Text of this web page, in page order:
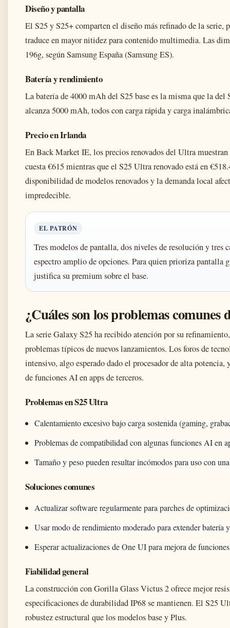
Diseño y pantalla
El S25 y S25+ comparten el diseño más refinado de la serie,
traduce en mayor nitidez para contenido multimedia. Las
196g, según Samsung España (Samsung ES).
Batería y rendimiento
La batería de 4000 mAh del S25 base es la misma que la
alcanza 5000 mAh, todos con carga rápida y carga
Precio en Irlanda
En Back Market IE, los precios renovados del Ultra
cuesta €615 mientras que el S25 Ultra renovado está en
disponibilidad de modelos renovados y la demanda local
impredecible.
EL PATRÓN
Tres modelos de pantalla, dos niveles de resolución y tres
espectro amplio de opciones. Para quien prioriza pantalla
justifica su premium sobre el base.
¿Cuáles son los problemas comunes
La serie Galaxy S25 ha recibido atención por su
problemas típicos de nuevos lanzamientos. Los foros de
intensivo, algo esperado dado el procesador de alta
de funciones AI en apps de terceros.
Problemas en S25 Ultra
Calentamiento excesivo bajo carga sostenida (gaming,
Problemas de compatibilidad con algunas funciones AI en
Tamaño y peso pueden resultar incómodos para uso con
Soluciones comunes
Actualizar software regularmente para parches de
Usar modo de rendimiento moderado para extender batería
Esperar actualizaciones de One UI para mejora de
Fiabilidad general
La construcción con Gorilla Glass Victus 2 ofrece mejor
especificaciones de durabilidad IP68 se mantienen. El S25
robustez estructural que los modelos base y Plus.